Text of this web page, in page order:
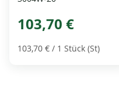
103,70 €
103,70 € / 1 Stück (St)